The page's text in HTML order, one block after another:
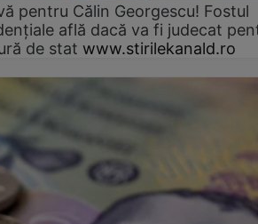
pentru Călin Georgescu! Fostul
află dacă va fi judecat
de stat www.stirilekanald.ro